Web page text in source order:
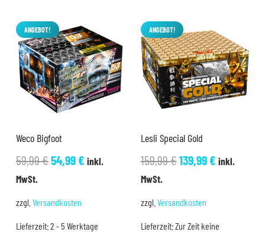
ANGEBOT!
Weco Bigfoot
59,99€Ursprünglicher
54,99€Aktueller
inkl.
MwSt.
zzgl. Versandkosten
Lieferzeit:2 - 5 Werktage
ANGEBOT!
Lesli Special Gold
159,99€Ursprünglicher
139,99€Aktueller
inkl.
MwSt.
zzgl. Versandkosten
Lieferzeit:Zur Zeit keine